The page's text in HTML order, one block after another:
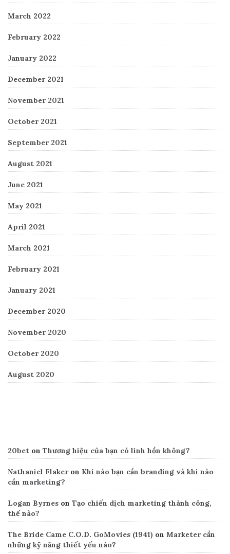
March 2022
February 2022
January 2022
December 2021
November 2021
October 2021
September 2021
August 2021
June 2021
May 2021
April 2021
March 2021
February 2021
January 2021
December 2020
November 2020
October 2020
August 2020
20bet on Thương hiệu của bạn có linh hồn không?
Nathaniel Flakeron Khi nào bạn cần branding và khi nào
cần marketing?
Logan Byrnes on Tạo chiến dịch marketing thành công,
thế nào?
The Bride Came C.O.D. GoMovies (1941) on Marketer cần
những kỹ năng thiết yếu nào?